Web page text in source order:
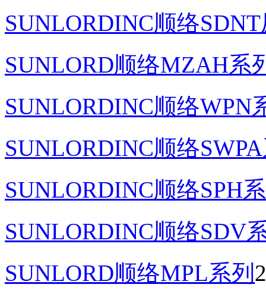
SUNLORDINC顺络
SUNLORD顺络MZAH系
SUNLORDINC顺络WPN
SUNLORDINC顺络
SUNLORDINC顺络SPH
SUNLORDINC顺络SDV
SUNLORD顺络MPL系列